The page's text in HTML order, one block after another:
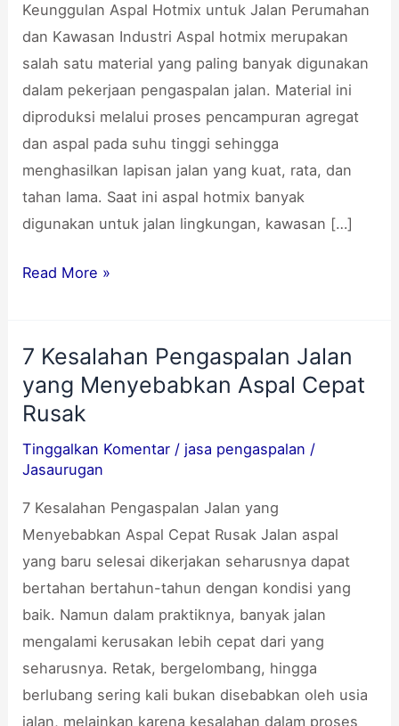
Keunggulan Aspal Hotmix untuk Jalan Perumahan
dan Kawasan Industri Aspal hotmix merupakan
salah satu material yang paling banyak digunakan
dalam pekerjaan pengaspalan jalan. Material ini
diproduksi melalui proses pencampuran agregat
dan aspal pada suhu tinggi sehingga
menghasilkan lapisan jalan yang kuat, rata, dan
tahan lama. Saat ini aspal hotmix banyak
digunakan untuk jalan lingkungan, kawasan […]
dan
Kawasan
Industri
Read More »
7 Kesalahan Pengaspalan Jalan
yang Menyebabkan Aspal Cepat
Rusak
Tinggalkan Komentar / jasa pengaspalan /
Jasaurugan
7 Kesalahan Pengaspalan Jalan yang
Menyebabkan Aspal Cepat Rusak Jalan aspal
yang baru selesai dikerjakan seharusnya dapat
bertahan bertahun-tahun dengan kondisi yang
baik. Namun dalam praktiknya, banyak jalan
mengalami kerusakan lebih cepat dari yang
seharusnya. Retak, bergelombang, hingga
berlubang sering kali bukan disebabkan oleh usia
jalan, melainkan karena kesalahan dalam proses
7
Kesalahan
Pengaspalan
yang
Aspal
Cepat
Rusak